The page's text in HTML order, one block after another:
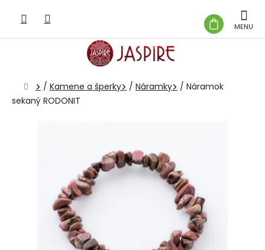
obsah
KOŠÍK
Domov
/ Kamene a šperky / Náramky / Náramok
sekaný RODONIT